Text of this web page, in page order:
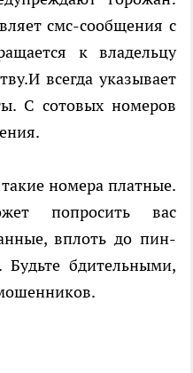
смс-сообщения с
к владельцу
всегда указывает
С сотовых номеров
номера платные.
попросить вас
вплоть до пин-
Будьте бдительными,